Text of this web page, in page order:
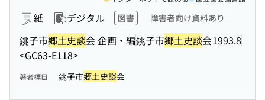
紙 デジタル 図書 障害者向け資料あり
銚子市郷土史談会 企画・編銚子市郷土史談会1993.8
<GC63-E118>
著者標目 銚子市郷土史談会